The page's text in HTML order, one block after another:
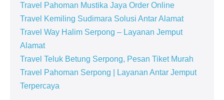
Travel Pahoman Mustika Jaya Order Online
Travel Kemiling Sudimara Solusi Antar Alamat
Travel Way Halim Serpong – Layanan Jemput
Alamat
Travel Teluk Betung Serpong, Pesan Tiket Murah
Travel Pahoman Serpong | Layanan Antar Jemput
Terpercaya